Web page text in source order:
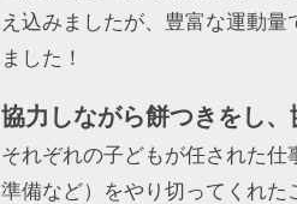
え込みましたが、豊富な運動
ました！
協力しながら餅つきをし
それぞれの子どもが任された
準備など）をやり切ってくれ